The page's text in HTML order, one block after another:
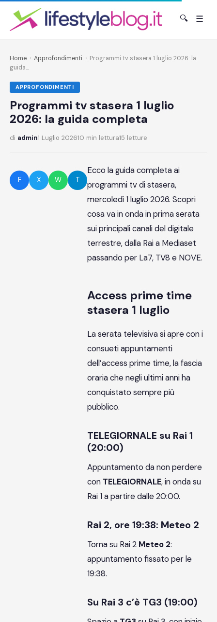
🔍 ☰
Home › Approfondimenti › Programmi tv stasera 1 luglio 2026: la
guida...
APPROFONDIMENTI
Programmi tv stasera 1 luglio
2026: la guida completa
di admin1 Luglio 202610 min lettura15 letture
F X W T
Ecco la guida completa ai
programmi tv di stasera,
mercoledì 1 luglio 2026. Scopri
cosa va in onda in prima serata
sui principali canali del digitale
terrestre, dalla Rai a Mediaset
passando per La7, TV8 e NOVE.
Access prime time
stasera 1 luglio
La serata televisiva si apre con i
consueti appuntamenti
dell’access prime time, la fascia
oraria che negli ultimi anni ha
conquistato sempre più
pubblico.
TELEGIORNALE su Rai 1
(20:00)
Appuntamento da non perdere
con TELEGIORNALE, in onda su
Rai 1 a partire dalle 20:00.
Rai 2, ore 19:38: Meteo 2
Torna su Rai 2 Meteo 2:
appuntamento fissato per le
19:38.
Su Rai 3 c’è TG3 (19:00)